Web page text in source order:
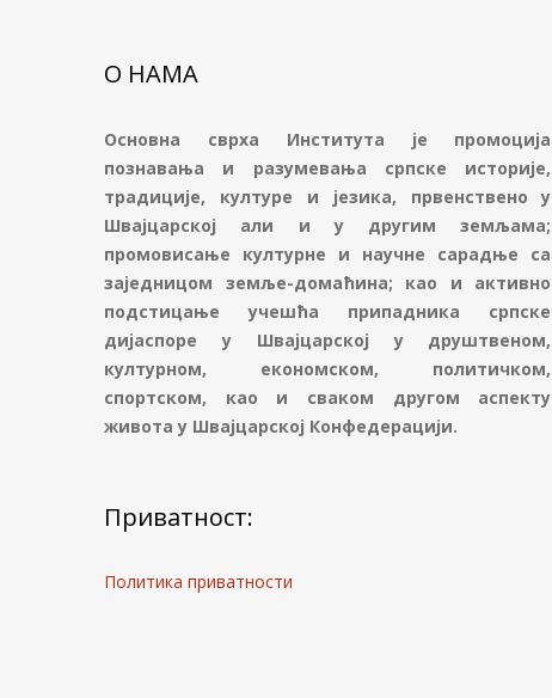
О НАМА
Основна сврха Института је промоција
познавања и разумевања српске историје,
традиције, културе и језика, првенствено у
Швајцарској али и у другим земљама;
промовисање културне и научне сарадње са
заједницом земље-домаћина; као и активно
подстицање учешћа припадника српске
дијаспоре у Швајцарској у друштвеном,
културном, економском, политичком,
спортском, као и сваком другом аспекту
живота у Швајцарској Конфедерацији.
Приватност:
Политика приватности